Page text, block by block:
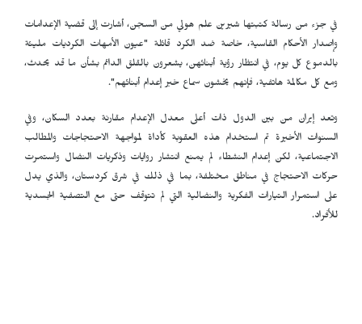
في جزء من رسالة كتبتها شيرين علم هولي من السجن، أشارت إلى قضية الإعدامات
وإصدار الأحكام القاسية، خاصة ضد الكرد قائلة "عيون الأمهات الكرديات مليئة
بالدموع كل يوم، في انتظار رؤية أبنائهن، يشعرون بالقلق الدائم بشأن ما قد يحدث،
ومع كل مكالمة هاتفية، فإنهم يخشون سماع خبر إعدام أبنائهم".
وتعد إيران من بين الدول ذات أعلى معدل الإعدام مقارنة بعدد السكان، وفي
السنوات الأخيرة تم استخدام هذه العقوبة كأداة لمواجهة الاحتجاجات والمطالب
الاجتماعية، لكن إعدام النشطاء لم يمنع انتشار روايات وذكريات النضال واستمرت
حركات الاحتجاج في مناطق مختلفة، بما في ذلك في شرق كردستان، والذي يدل
على استمرار التيارات الفكرية والنضالية التي لم تتوقف حتى مع التصفية الجسدية
للأفراد.